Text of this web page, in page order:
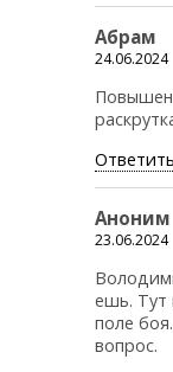
Абрам
24.06.2024
Ответить
Аноним
23.06.2024
ешь. Тут
поле
вопрос.